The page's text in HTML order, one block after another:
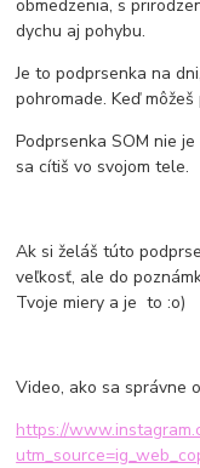
obmedzenia, s
dychu aj pohybu.
Je to podprsenka na
pohromade. Keď
Podprsenka SOM nie
sa cítiš vo svojom tele.
Ak si želáš túto
veľkosť, ale do
Tvoje miery a je to :o)
Video, ako sa správne
https://